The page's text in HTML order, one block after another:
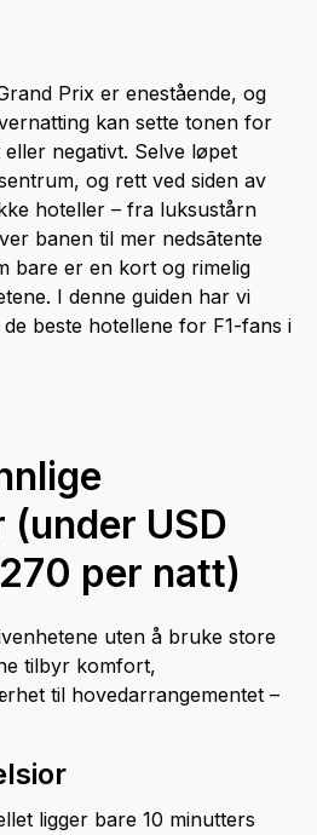
Prix er enestående, og
kan sette tonen for
negativt. Selve løpet
og rett ved siden av
hoteller – fra luksustårn
banen til mer nedsãtente
bare er en kort og rimelig
I denne guiden har vi
beste hotellene for F1-fans i
USD
per natt)
uten å bruke store
tilbyr komfort,
til hovedarrangementet –
ligger bare 10 minutters